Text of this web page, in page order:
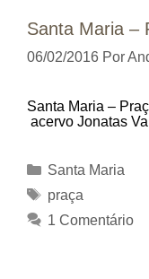
Santa Maria –
06/02/2016 Por
Santa Maria –
acervo Jonatas
Categorias
Santa Maria
Tags
praça
1 Comentário